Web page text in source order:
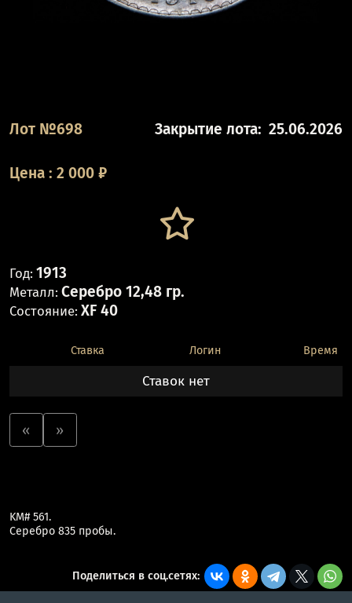
Лот №698 Закрытие лота: 25.06.2026
Цена : 2 000 ₽
Год: 1913
Металл: Серебро 12,48 гр.
Состояние: XF 40
Ставка Логин Время
Ставок нет
« »
KM# 561.
Серебро 835 пробы.
Поделиться в соц.сетях: